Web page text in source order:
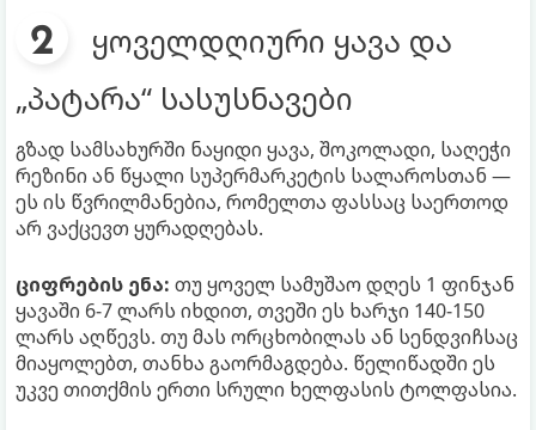
ყოველდღიური ყავა და
„პატარა“ სასუსნავები
გზად სამსახურში ნაყიდი ყავა, შოკოლადი, საღეჭი
რეზინი ან წყალი სუპერმარკეტის სალაროსთან —
ეს ის წვრილმანებია, რომელთა ფასსაც საერთოდ
არ ვაქცევთ ყურადღებას.
ციფრების ენა: თუ ყოველ სამუშაო დღეს 1 ფინჯან
ყავაში 6-7 ლარს იხდით, თვეში ეს ხარჯი 140-150
ლარს აღწევს. თუ მას ორცხობილას ან სენდვიჩსაც
მიაყოლებთ, თანხა გაორმაგდება. წელიწადში ეს
უკვე თითქმის ერთი სრული ხელფასის ტოლფასია.